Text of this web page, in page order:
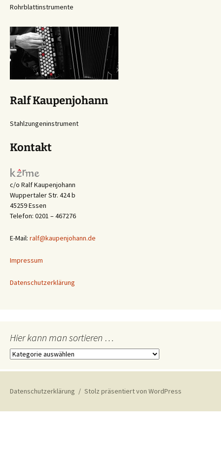
Rohrblattinstrumente
Ralf Kaupenjohann
Stahlzungeninstrument
Kontakt
c/o Ralf Kaupenjohann
Wuppertaler Str. 424 b
45259 Essen
Telefon: 0201 – 467276
E-Mail: ralf@kaupenjohann.de
Impressum
Datenschutzerklärung
Hier kann man sortieren …
Hier
man
…
Datenschutzerklärung Stolz präsentiert von WordPress